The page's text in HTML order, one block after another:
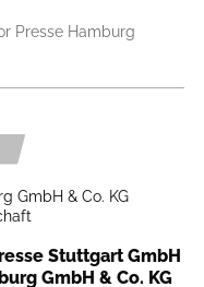
Presse Hamburg
GmbH & Co. KG
Stuttgart GmbH
GmbH & Co. KG